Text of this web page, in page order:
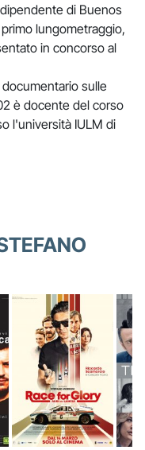
di Buenos
lungometraggio,
in concorso al
documentario sulle
è docente del corso
l'università IULM di